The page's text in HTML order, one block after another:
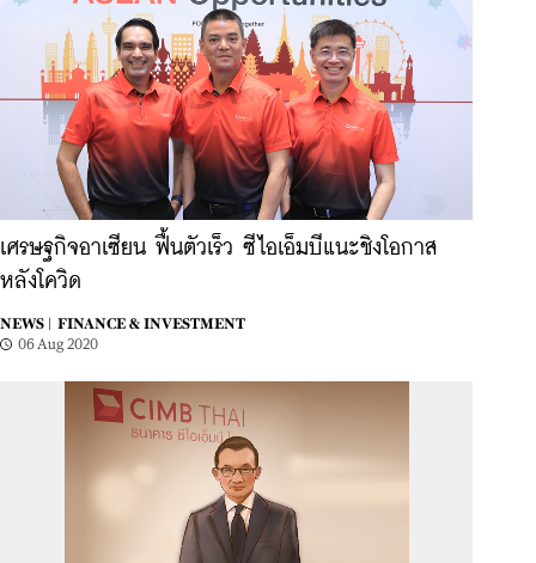
เศรษฐกิจอาเซียน ฟื้นตัวเร็ว ซีไอเอ็มบีแนะชิงโอกาส
หลังโควิด
NEWS |
FINANCE & INVESTMENT
06 Aug 2020